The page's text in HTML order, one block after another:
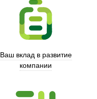
Ваш вклад в развитие
компании